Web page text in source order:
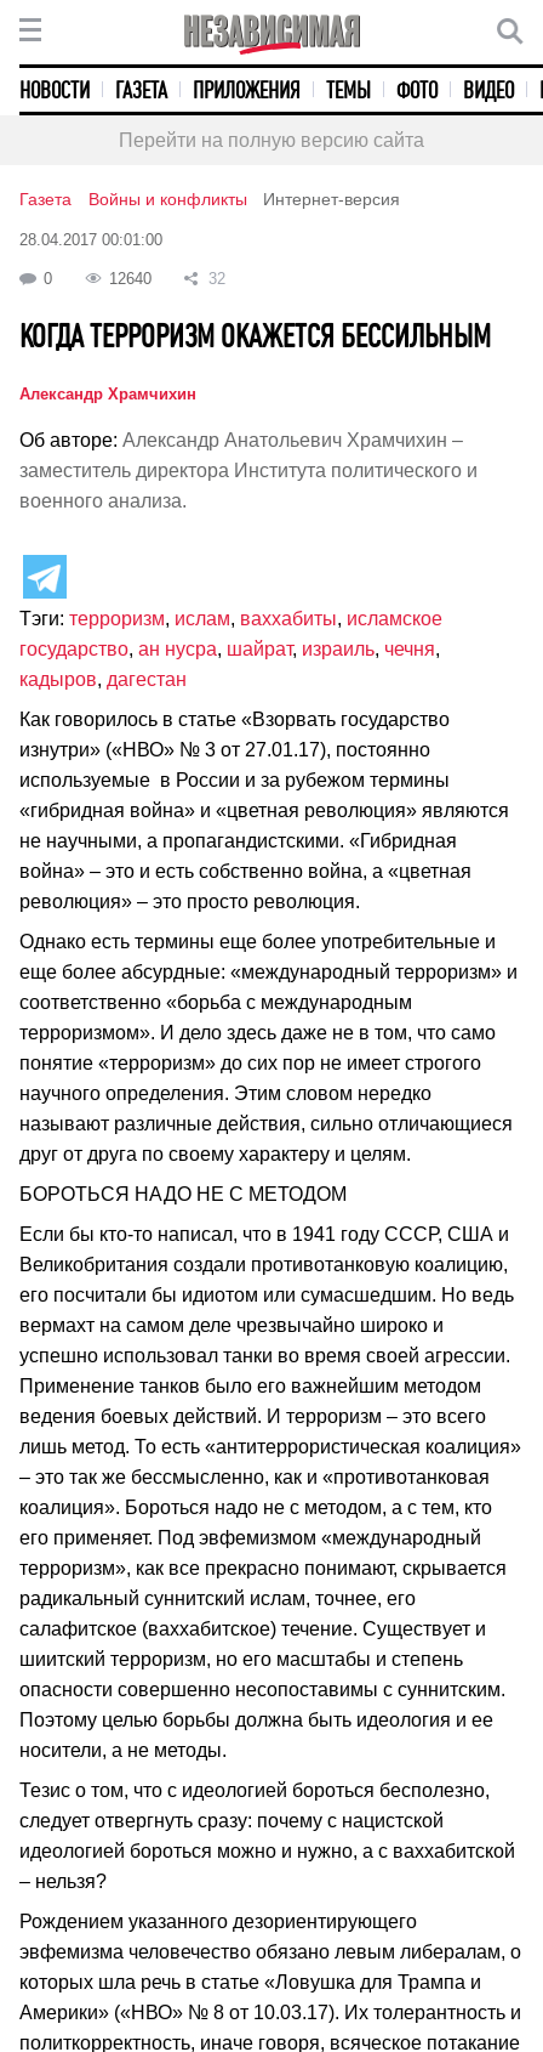
НОВОСТИ ГАЗЕТА ПРИЛОЖЕНИЯ ТЕМЫ ФОТО ВИДЕО
Перейти на полную версию сайта
Газета Войны и конфликты Интернет-версия
28.04.2017 00:01:00
0 12640 32
КОГДА ТЕРРОРИЗМ ОКАЖЕТСЯ БЕССИЛЬНЫМ
Александр Храмчихин
Об авторе: Александр Анатольевич Храмчихин –
заместитель директора Института политического и
военного анализа.
Тэги: терроризм, ислам, ваххабиты, исламское
государство, ан нусра, шайрат, израиль, чечня,
кадыров, дагестан
Как говорилось в статье «Взорвать государство
изнутри» («НВО» № 3 от 27.01.17), постоянно
используемые в России и за рубежом термины
«гибридная война» и «цветная революция» являются
не научными, а пропагандистскими. «Гибридная
война» – это и есть собственно война, а «цветная
революция» – это просто революция.
Однако есть термины еще более употребительные и
еще более абсурдные: «международный терроризм» и
соответственно «борьба с международным
терроризмом». И дело здесь даже не в том, что само
понятие «терроризм» до сих пор не имеет строгого
научного определения. Этим словом нередко
называют различные действия, сильно отличающиеся
друг от друга по своему характеру и целям.
БОРОТЬСЯ НАДО НЕ С МЕТОДОМ
Если бы кто-то написал, что в 1941 году СССР, США и
Великобритания создали противотанковую коалицию,
его посчитали бы идиотом или сумасшедшим. Но ведь
вермахт на самом деле чрезвычайно широко и
успешно использовал танки во время своей агрессии.
Применение танков было его важнейшим методом
ведения боевых действий. И терроризм – это всего
лишь метод. То есть «антитеррористическая коалиция»
– это так же бессмысленно, как и «противотанковая
коалиция». Бороться надо не с методом, а с тем, кто
его применяет. Под эвфемизмом «международный
терроризм», как все прекрасно понимают, скрывается
радикальный суннитский ислам, точнее, его
салафитское (ваххабитское) течение. Существует и
шиитский терроризм, но его масштабы и степень
опасности совершенно несопоставимы с суннитским.
Поэтому целью борьбы должна быть идеология и ее
носители, а не методы.
Тезис о том, что с идеологией бороться бесполезно,
следует отвергнуть сразу: почему с нацистской
идеологией бороться можно и нужно, а с ваххабитской
– нельзя?
Рождением указанного дезориентирующего
эвфемизма человечество обязано левым либералам, о
которых шла речь в статье «Ловушка для Трампа и
Америки» («НВО» № 8 от 10.03.17). Их толерантность и
политкорректность, иначе говоря, всяческое потакание